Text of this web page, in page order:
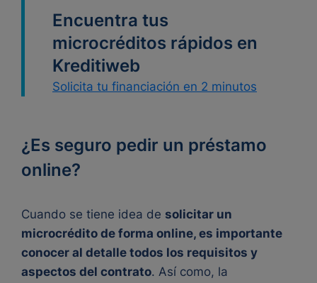
Encuentra tus
microcréditos rápidos en
Kreditiweb
Solicita tu financiación en 2 minutos
¿Es seguro pedir un préstamo
online?
Cuando se tiene idea de solicitar un
microcrédito de forma online, es importante
conocer al detalle todos los requisitos y
aspectos del contrato. Así como, la